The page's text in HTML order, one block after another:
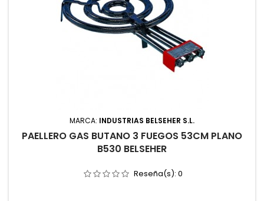
MARCA: INDUSTRIAS BELSEHER S.L.
PAELLERO GAS BUTANO 3 FUEGOS 53CM PLANO
B530 BELSEHER
Reseña(s): 0